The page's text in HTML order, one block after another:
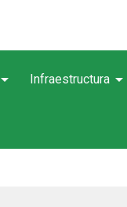
arrow_drop_down Infraestructura arrow_drop_down